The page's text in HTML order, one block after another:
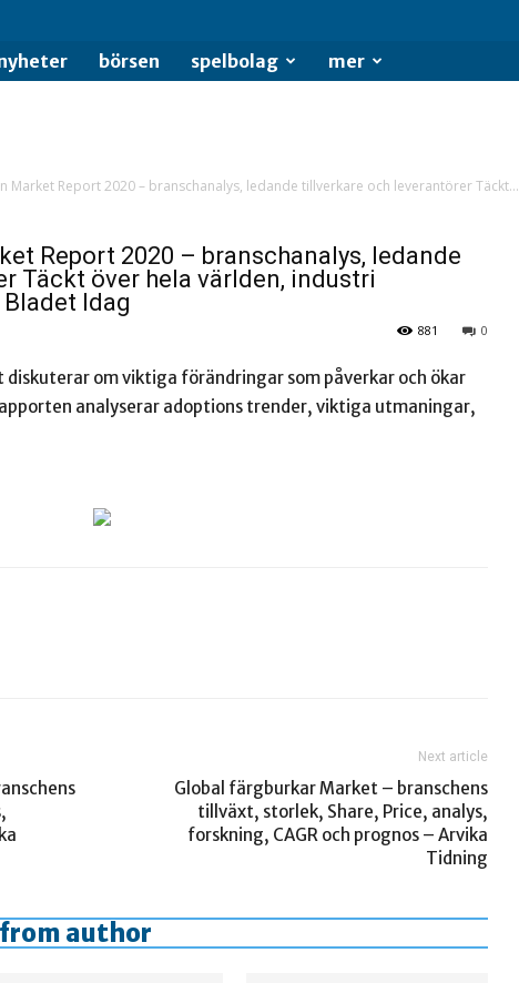
börsen spelbolag mer
Market Report 2020 – branschanalys, ledande tillverkare och leverantörer Täckt...
Report 2020 – branschanalys, ledande
Täckt över hela världen, industri
Idag
0
881
om viktiga förändringar som påverkar och ökar
analyserar adoptions trender, viktiga utmaningar,
Next article
Global färgburkar Market – branschens
tillväxt, storlek, Share, Price, analys,
forskning, CAGR och prognos – Arvika
Tidning
author